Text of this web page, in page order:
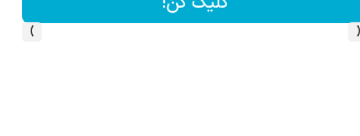
‹
›